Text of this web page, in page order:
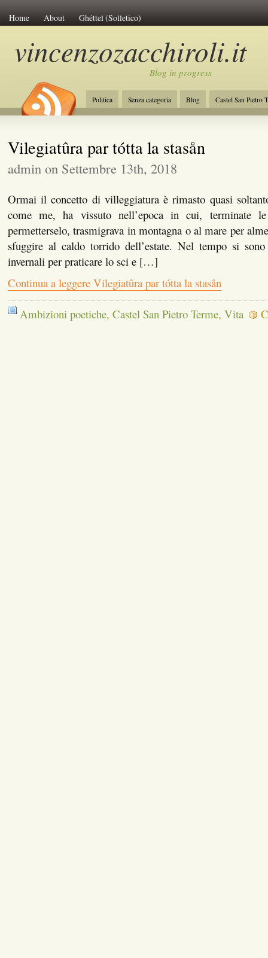
Home About Ghéttel (Solletico)
vincenzozacchiroli.it
Blog in progress
Politica Senza categoria Blog
Castel San Pietro
La Costituzione
Lavoro Initiative of Change
Vilegiatûra par tótta la stasån
admin on Settembre 13th, 2018
Ormai il concetto di villeggiatura è rimasto quasi
come me, ha vissuto nell’epoca in cui, terminate
permetterselo, trasmigrava in montagna o al mare per
sfuggire al caldo torrido dell’estate. Nel tempo si
invernali per praticare lo sci e […]
Continua a leggere Vilegiatûra par tótta la stasån
Ambizioni poetiche, Castel San Pietro Terme, Vita